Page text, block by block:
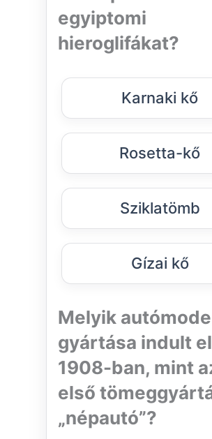
egyiptomi
hieroglifákat?
Karnaki kő
Rosetta-kő
Sziklatömb
Gízai kő
Melyik
gyártása indult el
1908-ban, mint
első
„népautó”?